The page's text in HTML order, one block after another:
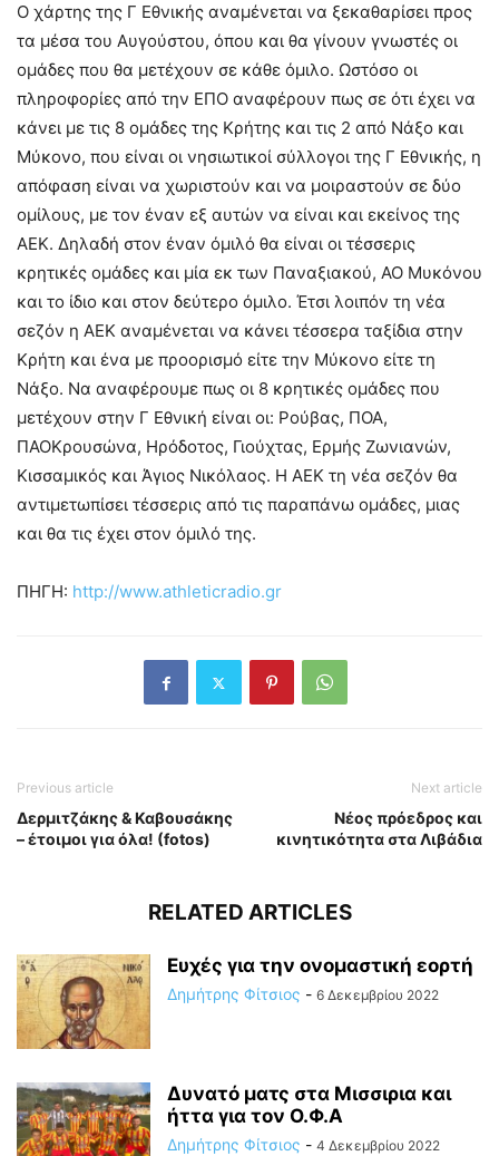
Ο χάρτης της Γ Εθνικής αναμένεται να ξεκαθαρίσει προς
τα μέσα του Αυγούστου, όπου και θα γίνουν γνωστές οι
ομάδες που θα μετέχουν σε κάθε όμιλο. Ωστόσο οι
πληροφορίες από την ΕΠΟ αναφέρουν πως σε ότι έχει να
κάνει με τις 8 ομάδες της Κρήτης και τις 2 από Νάξο και
Μύκονο, που είναι οι νησιωτικοί σύλλογοι της Γ Εθνικής, η
απόφαση είναι να χωριστούν και να μοιραστούν σε δύο
ομίλους, με τον έναν εξ αυτών να είναι και εκείνος της
ΑΕΚ. Δηλαδή στον έναν όμιλό θα είναι οι τέσσερις
κρητικές ομάδες και μία εκ των Παναξιακού, ΑΟ Μυκόνου
και το ίδιο και στον δεύτερο όμιλο. Έτσι λοιπόν τη νέα
σεζόν η ΑΕΚ αναμένεται να κάνει τέσσερα ταξίδια στην
Κρήτη και ένα με προορισμό είτε την Μύκονο είτε τη
Νάξο. Να αναφέρουμε πως οι 8 κρητικές ομάδες που
μετέχουν στην Γ Εθνική είναι οι: Ρούβας, ΠΟΑ,
ΠΑΟΚρουσώνα, Ηρόδοτος, Γιούχτας, Ερμής Ζωνιανών,
Κισσαμικός και Άγιος Νικόλαος. Η ΑΕΚ τη νέα σεζόν θα
αντιμετωπίσει τέσσερις από τις παραπάνω ομάδες, μιας
και θα τις έχει στον όμιλό της.
ΠΗΓΗ: http://www.athleticradio.gr
Previous article
Δερμιτζάκης & Καβουσάκης
– έτοιμοι για όλα! (fotos)
Next article
Νέος πρόεδρος και
κινητικότητα στα Λιβάδια
RELATED ARTICLES
Ευχές για την ονομαστική εορτή
Δημήτρης Φίτσιος - 6 Δεκεμβρίου 2022
Δυνατό ματς στα Μισσιρια και
ήττα για τον Ο.Φ.Α
Δημήτρης Φίτσιος - 4 Δεκεμβρίου 2022